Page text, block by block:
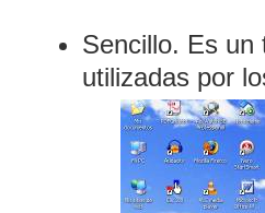
Sencillo. Es un
utilizadas por